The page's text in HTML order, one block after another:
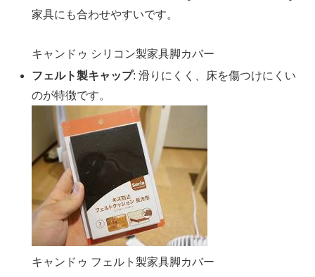
家具にも合わせやすいです。
キャンドゥ シリコン製家具脚カバー
フェルト製キャップ: 滑りにくく、床を傷つけにくい
のが特徴です。
キャンドゥ フェルト製家具脚カバー